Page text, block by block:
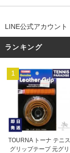
LINE公式アカウント
ランキング
1
TOURNA トーナ テニス
グリップテープ 元グリ